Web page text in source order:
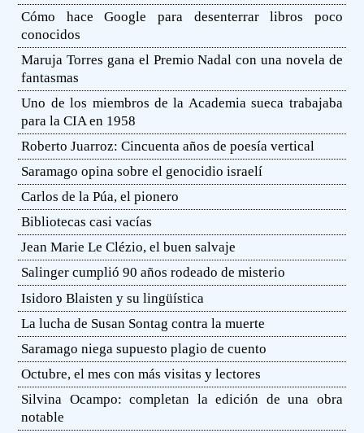
Cómo hace Google para desenterrar libros poco
conocidos
Maruja Torres gana el Premio Nadal con una novela de
fantasmas
Uno de los miembros de la Academia sueca trabajaba
para la CIA en 1958
Roberto Juarroz: Cincuenta años de poesía vertical
Saramago opina sobre el genocidio israelí
Carlos de la Púa, el pionero
Bibliotecas casi vacías
Jean Marie Le Clézio, el buen salvaje
Salinger cumplió 90 años rodeado de misterio
Isidoro Blaisten y su lingüística
La lucha de Susan Sontag contra la muerte
Saramago niega supuesto plagio de cuento
Octubre, el mes con más visitas y lectores
Silvina Ocampo: completan la edición de una obra
notable